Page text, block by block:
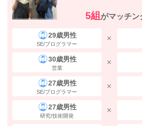
5組 がマッチン
29歳男性
SE/プログラマー
30歳男性
営業
27歳男性
SE/プログラマー
27歳男性
研究/技術開発